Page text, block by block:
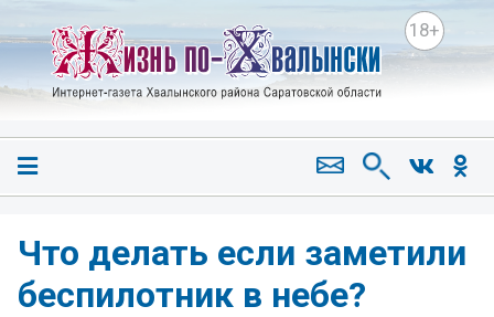
18+
️Что делать если заметили
беспилотник в небе?